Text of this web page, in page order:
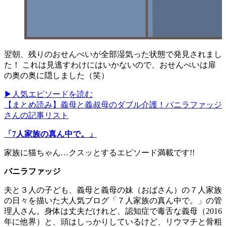
翌朝、残りのおせんべいが全部湿気った状態で発見されまし
た！ これは見逃すわけにはいかないので、おせんべいは扉
の奥の奥に隠しました（笑）
▶人気エピソードを読む
【まとめ読み】義母と義叔母のダブル介護！バニラファッジ
さんの記事リスト
「7人家族の真ん中で。」
家族に猫ちゃん…クスッとするエピソード満載です!!
バニラファッジ
夫と３人の子ども、義母と義母の妹（おばさん）の７人家族
の日々を描いた大人気ブログ「７人家族の真ん中で。」の管
理人さん。身体は丈夫だけれど、認知症で毒舌な義母（2016
年に他界）と、頭はしっかりしているけど、リウマチと骨粗